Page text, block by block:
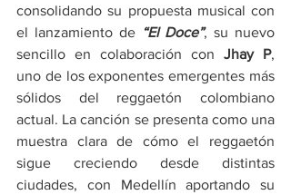
consolidando su propuesta musical con
el lanzamiento de “El Doce”, su nuevo
sencillo en colaboración con Jhay P,
uno de los exponentes emergentes más
sólidos del reggaetón colombiano
actual. La canción se presenta como una
muestra clara de cómo el reggaetón
sigue creciendo desde distintas
ciudades, con Medellín aportando su